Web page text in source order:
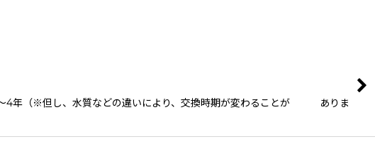
〜4年（※但し、水質などの違いにより、交換時期が変わることが ありま